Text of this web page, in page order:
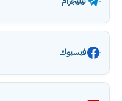
فيسبوك